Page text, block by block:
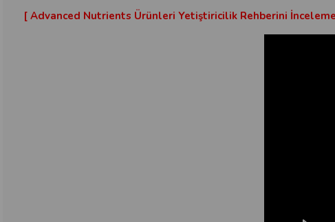
[ Advanced Nutrients Ürünleri Yetiştiricilik Rehberini